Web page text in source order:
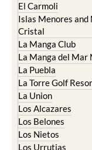
El Carmoli
Islas Menores and
Cristal
La Manga Club
La Manga del Mar
La Puebla
La Torre Golf
La Union
Los Alcazares
Los Belones
Los Nietos
Los Urrutias